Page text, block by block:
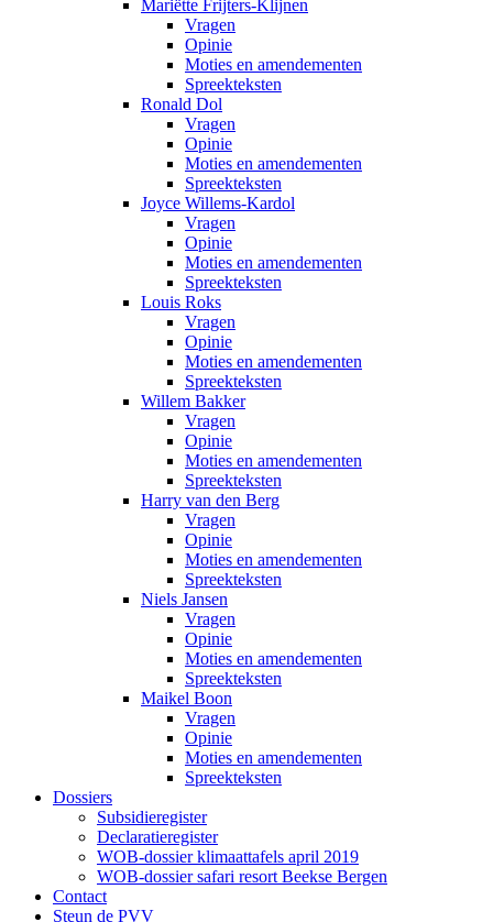
Mariëtte Frijters-Klijnen
Vragen
Opinie
Moties en amendementen
Spreekteksten
Ronald Dol
Vragen
Opinie
Moties en amendementen
Spreekteksten
Joyce Willems-Kardol
Vragen
Opinie
Moties en amendementen
Spreekteksten
Louis Roks
Vragen
Opinie
Moties en amendementen
Spreekteksten
Willem Bakker
Vragen
Opinie
Moties en amendementen
Spreekteksten
Harry van den Berg
Vragen
Opinie
Moties en amendementen
Spreekteksten
Niels Jansen
Vragen
Opinie
Moties en amendementen
Spreekteksten
Maikel Boon
Vragen
Opinie
Moties en amendementen
Spreekteksten
Dossiers
Subsidieregister
Declaratieregister
WOB-dossier klimaattafels april 2019
WOB-dossier safari resort Beekse Bergen
Contact
Steun de PVV